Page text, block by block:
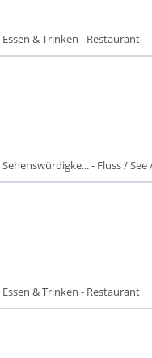
Essen & Trinken - Restaurant
Sehenswürdigke... - Fluss / See
Essen & Trinken - Restaurant